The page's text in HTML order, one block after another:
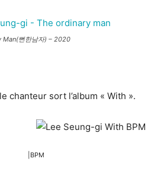
Man(뻔한남자) – 2020
chanteur sort l’album « With ».
|BPM